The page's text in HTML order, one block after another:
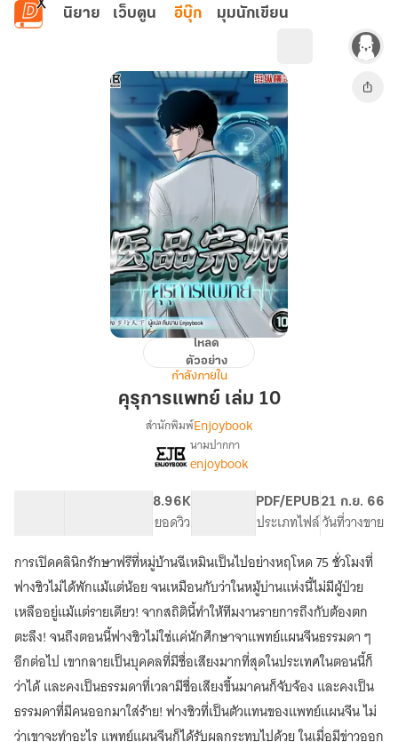
ข้ามไปยังเนื้อหาหลัก
นิยาย เว็บตูน อีบุ๊ก มุมนักเขียน
แพทย์
เล่ม
โหลด
ตัวอย่าง
กำลังภายใน
คุรุการแพทย์ เล่ม 10
เรื่อง [จบ]
คุรุ
สำนักพิมพ์Enjoybook
นามปากกา
enjoybook
8.96K
ยอดวิว
PDF/EPUB
ประเภทไฟล์
21 ก.ย. 66
วันที่วางขาย
การเปิดคลินิกรักษาฟรีที่หมู่บ้านฉีเหมินเป็นไปอย่างหฤโหด 75 ชั่วโมงที่
ฟางชิวไม่ได้พักแม้แต่น้อย จนเหมือนกับว่าในหมู้บ่านแห่งนี้ไม่มีผู้ป่วย
เหลืออยู่แม้แต่รายเดียว! จากสถิตินี้ทำให้ทีมงานรายการถึงกับต้องตก
ตะลึง! จนถึงตอนนี้ฟางชิวไม่ใช่แค่นักศึกษาจาแพทย์แผนจีนธรรมดา ๆ
อีกต่อไป เขากลายเป็นบุคคลที่มีชื่อเสียงมากที่สุดในประเทศในตอนนี้ก็
ว่าได้ และคงเป็นธรรมดาที่เวลามีชื่อเสียงขึ้นมาคนก็จับจ้อง และคงเป็น
ธรรมดาที่มีคนออกมาใส่ร้าย! ฟางชิวที่เป็นตัวแทนของแพทย์แผนจีน ไม่
ว่าเขาจะทำอะไร แพทย์แผนจีนก็ได้รับผลกระทบไปด้วย ในเมื่อมีข่าวออก